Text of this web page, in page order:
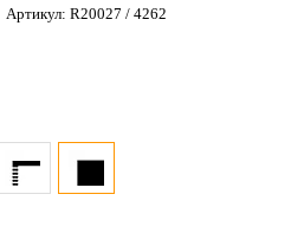
Артикул: R20027 / 4262